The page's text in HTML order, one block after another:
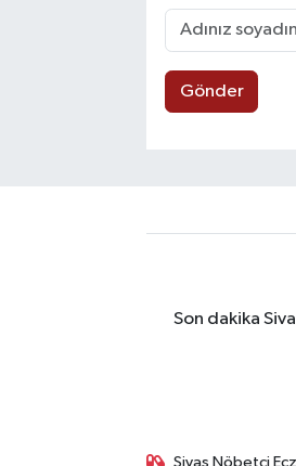
Gönder
Son dakika
Sivas Nöbetçi